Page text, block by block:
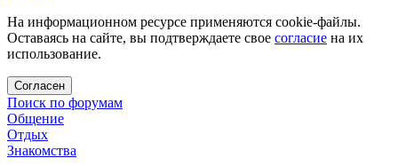
На информационном ресурсе применяются cookie-файлы.
Оставаясь на сайте, вы подтверждаете свое согласие на их
использование.
Согласен
Поиск по форумам
Общение
Отдых
Знакомства